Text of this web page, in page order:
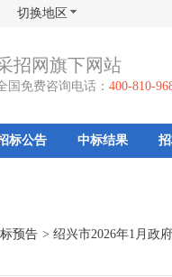
切换地区
招网旗下网站
国免费咨询电话： 400-810-
标公告 中标结果
预告 > 绍兴市2026年1月政